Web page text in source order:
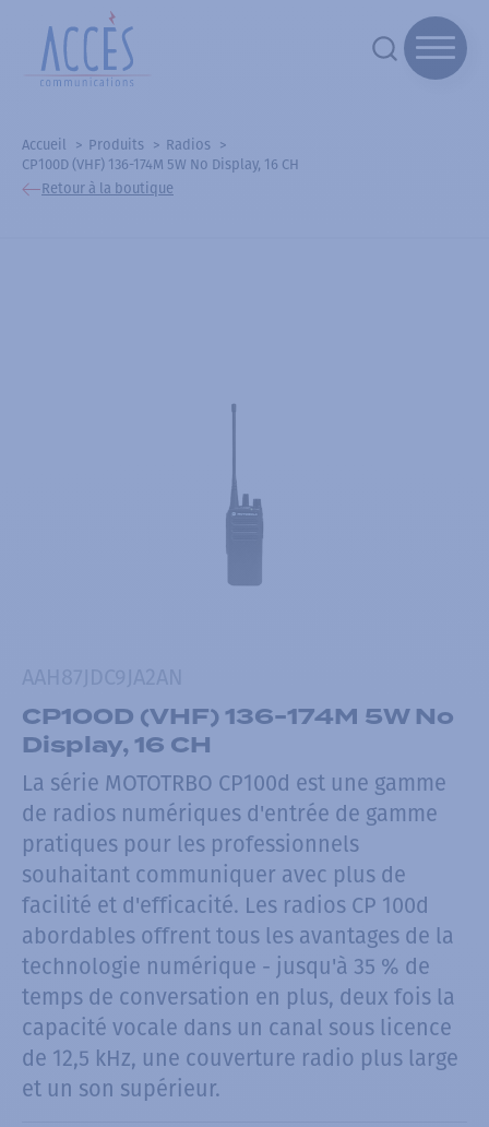
Accueil Produits
Radios
CP100D (VHF) 136-174M 5W No Display, 16 CH
Retour à la boutique
CP100D (VHF) 136-174M 5W No
Display, 16 CH
La série MOTOTRBO CP100d est une gamme
de radios numériques d'entrée de gamme
pratiques pour les professionnels
souhaitant communiquer avec plus de
facilité et d'efficacité. Les radios CP 100d
abordables offrent tous les avantages de la
technologie numérique - jusqu'à 35 % de
temps de conversation en plus, deux fois la
capacité vocale dans un canal sous licence
de 12,5 kHz, une couverture radio plus large
et un son supérieur.